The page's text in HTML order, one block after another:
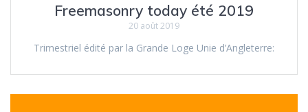
Freemasonry today été 2019
20 août 2019
Trimestriel édité par la Grande Loge Unie d’Angleterre: